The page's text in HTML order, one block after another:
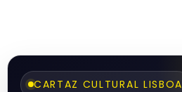
CARTAZ CULTURAL LISBOA